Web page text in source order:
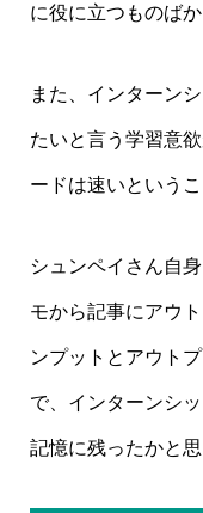
に役に立つものばか
また、インターン
たいと言う学習意
ードは速いというこ
シュンペイさん自
モから記事にアウ
ンプットとアウト
で、インターンシ
記憶に残ったかと思